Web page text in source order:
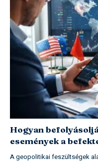
Hogyan
események a
A geopolitikai feszültségek